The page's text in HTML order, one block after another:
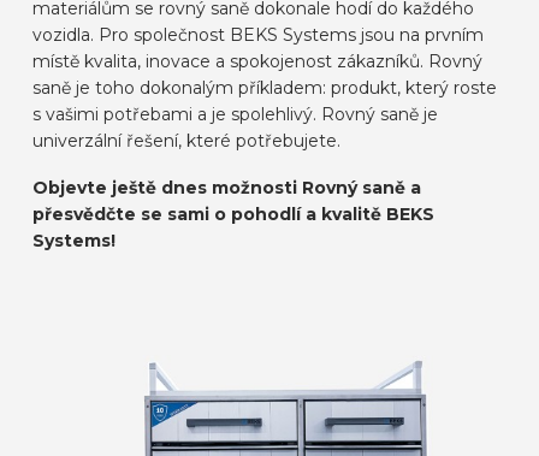
materiálům se rovný saně dokonale hodí do každého
vozidla. Pro společnost BEKS Systems jsou na prvním
místě kvalita, inovace a spokojenost zákazníků. Rovný
saně je toho dokonalým příkladem: produkt, který roste
s vašimi potřebami a je spolehlivý. Rovný saně je
univerzální řešení, které potřebujete.
Objevte ještě dnes možnosti Rovný saně a
přesvědčte se sami o pohodlí a kvalitě BEKS
Systems!